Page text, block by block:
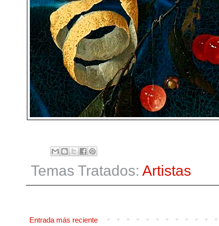
Temas Tratados: Artistas
Entrada más reciente